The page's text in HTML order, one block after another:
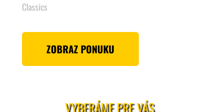
Classics
ZOBRAZ PONUKU
VYBERÁME PRE VÁS